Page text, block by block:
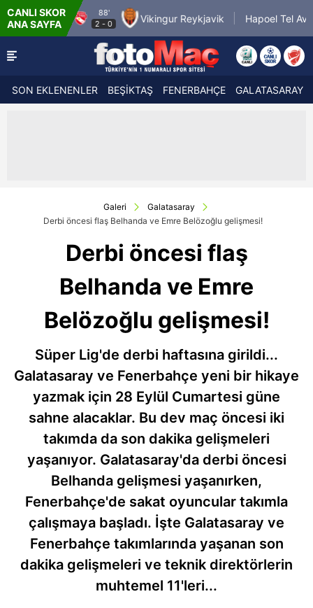
CANLI SKOR
ANA SAYFAVikingur Reykjavik Hapoel Tel Aviv FC
90'
2-0
SON EKLENENLER BEŞİKTAŞ FENERBAHÇE GALATASARAY
Galeri
Galatasaray
Derbi öncesi flaş Belhanda ve Emre Belözoğlu gelişmesi!
Derbi öncesi flaş
Belhanda ve Emre
Belözoğlu gelişmesi!
Süper Lig'de derbi haftasına girildi...
Galatasaray ve Fenerbahçe yeni bir hikaye
yazmak için 28 Eylül Cumartesi güne
sahne alacaklar. Bu dev maç öncesi iki
takımda da son dakika gelişmeleri
yaşanıyor. Galatasaray'da derbi öncesi
Belhanda gelişmesi yaşanırken,
Fenerbahçe'de sakat oyuncular takımla
çalışmaya başladı. İşte Galatasaray ve
Fenerbahçe takımlarında yaşanan son
dakika gelişmeleri ve teknik direktörlerin
muhtemel 11'leri...